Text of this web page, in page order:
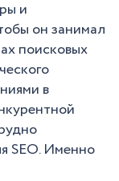
и
он занимал
поисковых
в
SEO. Именно